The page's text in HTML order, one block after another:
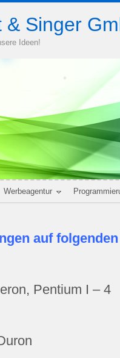
& Singer
Ideen!
Werbeagentur
auf
Pentium I – 4